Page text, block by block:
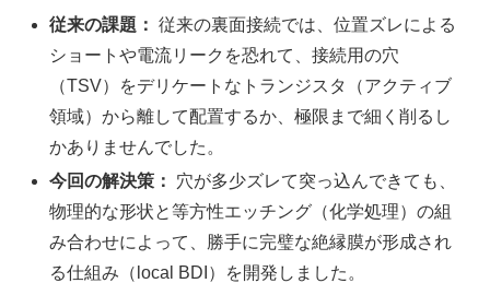
従来の課題： 従来の裏面接続では、位置ズレによる
ショートや電流リークを恐れて、接続用の穴
（TSV）をデリケートなトランジスタ（アクティブ
領域）から離して配置するか、極限まで細く削るし
かありませんでした。
今回の解決策：
穴が多少ズレて突っ込んできても、
物理的な形状と等方性エッチング（化学処理）の組
み合わせによって、勝手に完璧な絶縁膜が形成され
る仕組み（local BDI）を開発しました。